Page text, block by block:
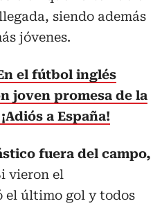
siendo además
jóvenes.
el fútbol inglés
joven promesa de la
a España!
fuera del campo,
vieron el
el último gol y todos